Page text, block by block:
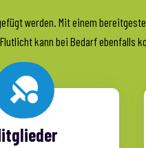
werden. Mit einem
kann bei Bedarf ebenfalls
